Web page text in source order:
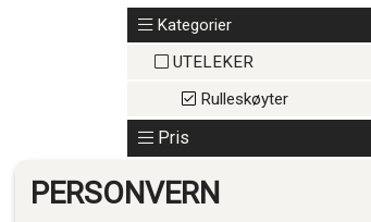
Kategorier
UTELEKER
Rulleskøyter
Pris
PERSONVERN